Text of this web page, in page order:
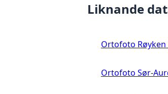
Liknande
Ortofoto
Ortofoto Sør-